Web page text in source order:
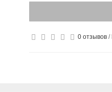
0 отзывов /